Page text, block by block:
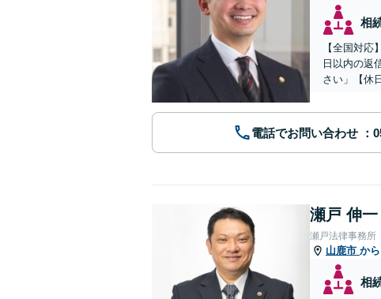
相
【全国対
日以内の返
さい」【休
電話でお問い合わせ
瀬戸 伸一
瀬戸法律事務所
山鹿市 か
相